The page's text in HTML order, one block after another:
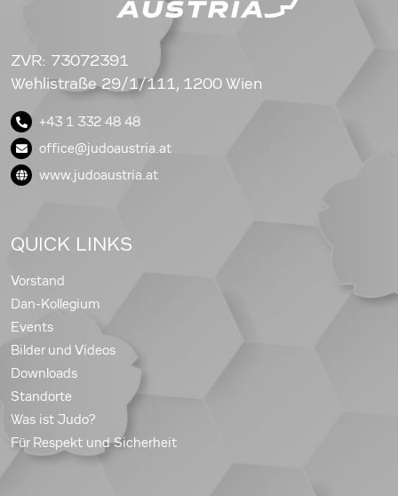
ZVR: 73072391
Wehlistraße 29/1/111, 1200 Wien
+43 1 332 48 48
office@judoaustria.at
www.judoaustria.at
QUICK LINKS
Vorstand
Dan-Kollegium
Events
Bilder und Videos
Downloads
Standorte
Was ist Judo?
Für Respekt und Sicherheit